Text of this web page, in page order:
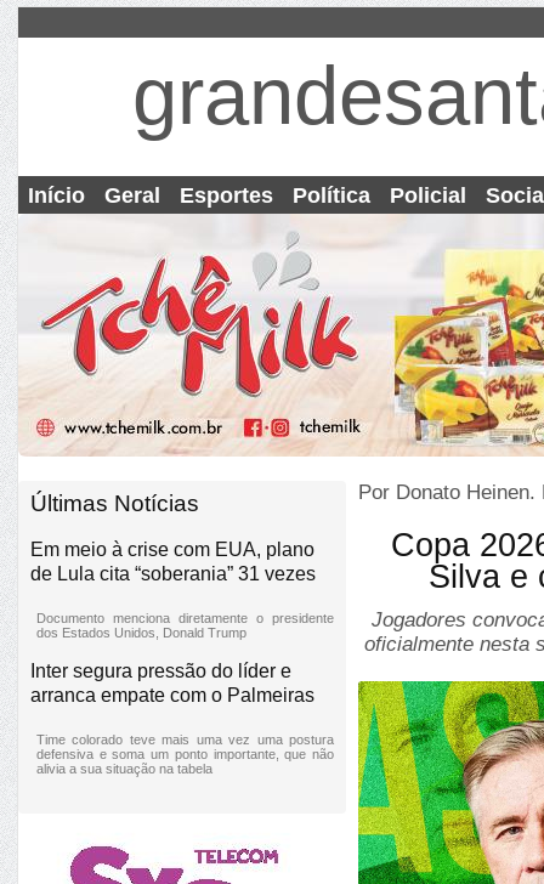
Início Geral Esportes Política Policial
Últimas Notícias
Em meio à crise com EUA, plano
de Lula cita “soberania” 31 vezes
Documento menciona diretamente o presidente
dos Estados Unidos, Donald Trump
Inter segura pressão do líder e
arranca empate com o Palmeiras
Time colorado teve mais uma vez uma postura
defensiva e soma um ponto importante, que não
alivia a sua situação na tabela
Por Donato Heinen.
Copa
Silva e
Jogadores
oficialmente nesta